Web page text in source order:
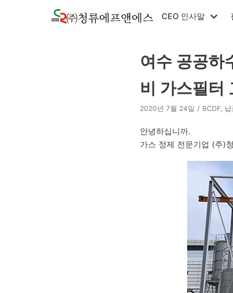
CEO 인사말
여수 공공하
비 가스필터
2020년 7월 24일 BCDF, 납
안녕하십니까.
가스 정제 전문기업 (주)